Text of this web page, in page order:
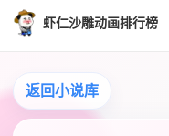
虾仁沙雕动画排行榜
返回小说库